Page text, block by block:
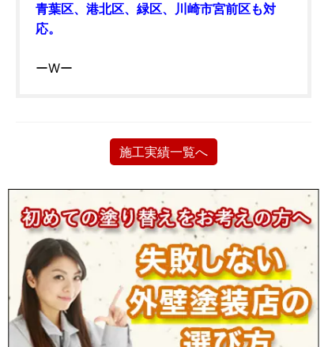
青葉区、港北区、緑区、川崎市宮前区も対
応。
ーWー
施工実績一覧へ